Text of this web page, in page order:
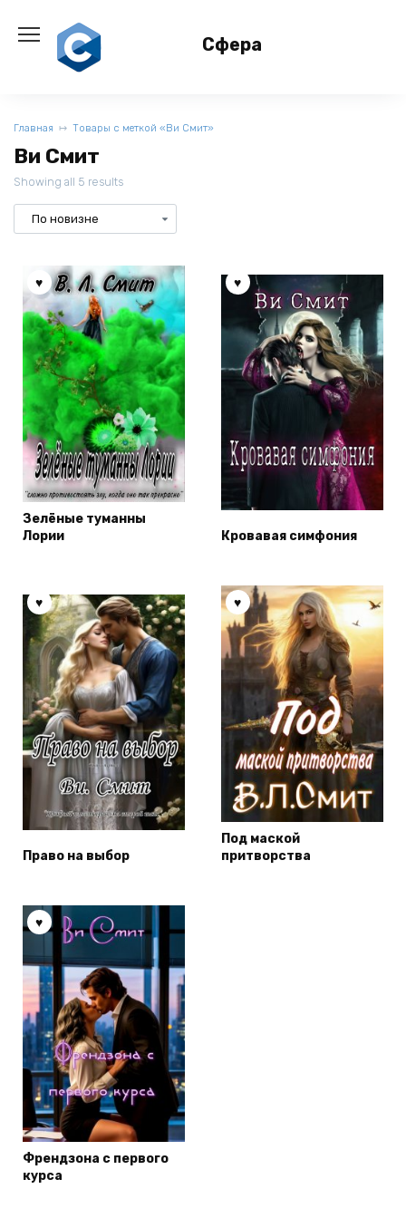
содержанию
Сфера
Главная Товары с меткой «Ви Смит»
Ви Смит
Showing all 5 results
Зелёные туманны
Лории
Кровавая симфония
Право на выбор
Под маской
притворства
Френдзона с первого
курса